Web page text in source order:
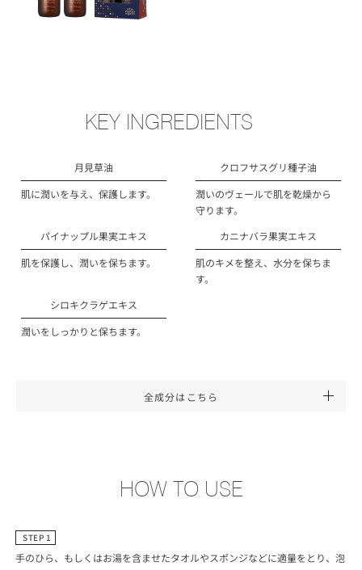
KEY INGREDIENTS
月見草油
肌に潤いを与え、保護します。
クロフサスグリ種子油
潤いのヴェールで肌を乾燥から
守ります。
パイナップル果実エキス
肌を保護し、潤いを保ちます。
カニナバラ果実エキス
肌のキメを整え、水分を保ちま
す。
シロキクラゲエキス
潤いをしっかりと保ちます。
全成分はこちら
HOW TO USE
STEP 1
手のひら、もしくはお湯を含ませたタオルやスポンジなどに適量をとり、泡